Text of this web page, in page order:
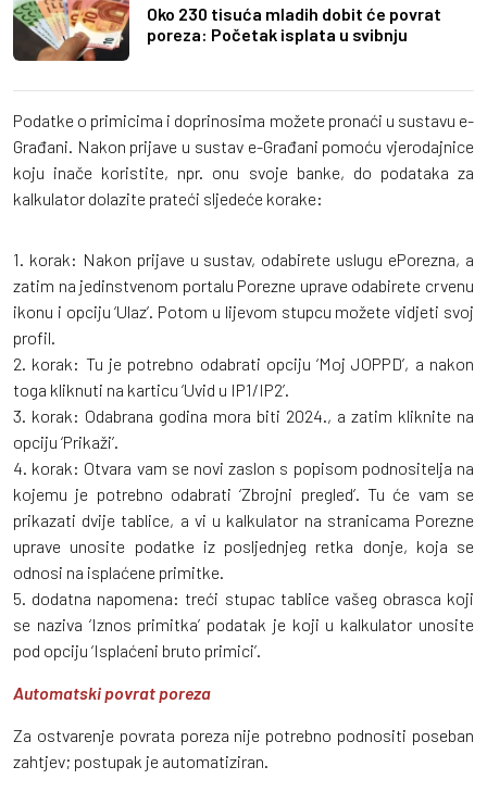
Oko 230 tisuća mladih dobit će povrat
poreza: Početak isplata u svibnju
Podatke o primicima i doprinosima možete pronaći u sustavu e-
Građani. Nakon prijave u sustav e-Građani pomoću vjerodajnice
koju inače koristite, npr. onu svoje banke, do podataka za
kalkulator dolazite prateći sljedeće korake:
1. korak: Nakon prijave u sustav, odabirete uslugu ePorezna, a
zatim na jedinstvenom portalu Porezne uprave odabirete crvenu
ikonu i opciju ‘Ulaz’. Potom u lijevom stupcu možete vidjeti svoj
profil.
2. korak: Tu je potrebno odabrati opciju ‘Moj JOPPD’, a nakon
toga kliknuti na karticu ‘Uvid u IP1/IP2’.
3. korak: Odabrana godina mora biti 2024., a zatim kliknite na
opciju ‘Prikaži’.
4. korak: Otvara vam se novi zaslon s popisom podnositelja na
kojemu je potrebno odabrati ‘Zbrojni pregled’. Tu će vam se
prikazati dvije tablice, a vi u kalkulator na stranicama Porezne
uprave unosite podatke iz posljednjeg retka donje, koja se
odnosi na isplaćene primitke.
5. dodatna napomena: treći stupac tablice vašeg obrasca koji
se naziva ‘Iznos primitka’ podatak je koji u kalkulator unosite
pod opciju ‘Isplaćeni bruto primici’.
Automatski povrat poreza
Za ostvarenje povrata poreza nije potrebno podnositi poseban
zahtjev; postupak je automatiziran.